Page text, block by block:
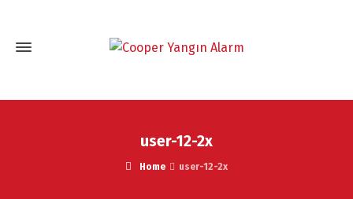
user-12-2x
Home user-12-2x